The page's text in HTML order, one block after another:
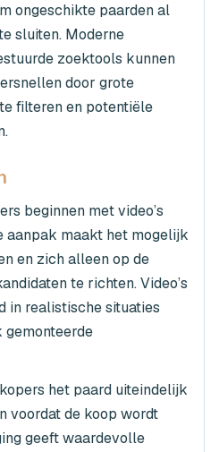
ongeschikte paarden al
sluiten. Moderne
zoektools kunnen
door grote
filteren en potentiële
beginnen met video’s
aanpak maakt het mogelijk
en zich alleen op de
te richten. Video’s
in realistische situaties
het paard uiteindelijk
voordat de koop wordt
geeft waardevolle